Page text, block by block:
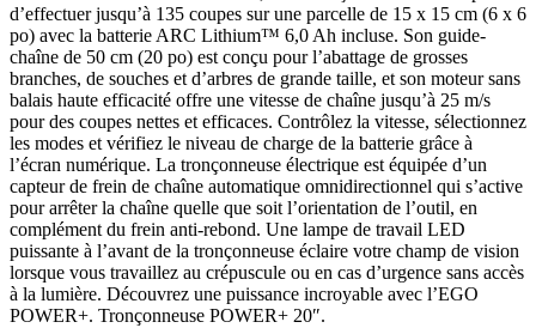
d’effectuer jusqu’à 135 coupes sur une parcelle de 15 x 15 cm (6 x 6
po) avec la batterie ARC Lithium™ 6,0 Ah incluse. Son guide-
chaîne de 50 cm (20 po) est conçu pour l’abattage de grosses
branches, de souches et d’arbres de grande taille, et son moteur sans
balais haute efficacité offre une vitesse de chaîne jusqu’à 25 m/s
pour des coupes nettes et efficaces. Contrôlez la vitesse, sélectionnez
les modes et vérifiez le niveau de charge de la batterie grâce à
l’écran numérique. La tronçonneuse électrique est équipée d’un
capteur de frein de chaîne automatique omnidirectionnel qui s’active
pour arrêter la chaîne quelle que soit l’orientation de l’outil, en
complément du frein anti-rebond. Une lampe de travail LED
puissante à l’avant de la tronçonneuse éclaire votre champ de vision
lorsque vous travaillez au crépuscule ou en cas d’urgence sans accès
à la lumière. Découvrez une puissance incroyable avec l’EGO
POWER+. Tronçonneuse POWER+ 20″.